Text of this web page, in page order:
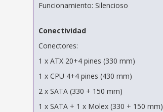
Funcionamiento: Silencioso
Conectividad
Conectores:
1 x ATX 20+4 pines (330 mm)
1 x CPU 4+4 pines (430 mm)
2 x SATA (330 + 150 mm)
1 x SATA + 1 x Molex (330 + 150 mm)